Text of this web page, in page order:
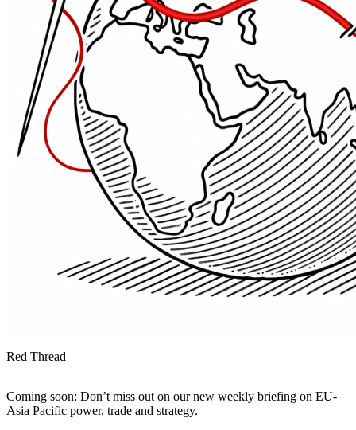
Red Thread
Coming soon: Don’t miss out on our new weekly briefing on EU-
Asia Pacific power, trade and strategy.